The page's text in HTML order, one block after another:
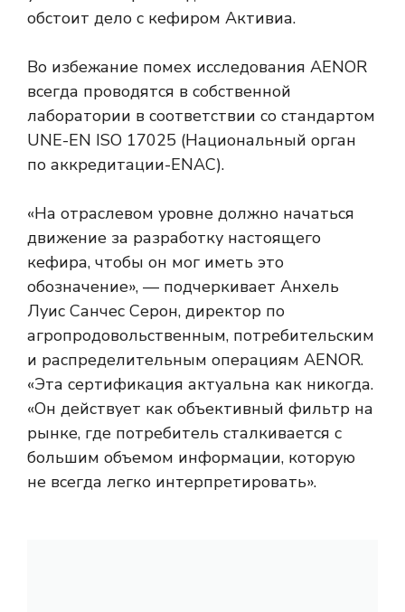
обстоит дело с кефиром Активиа.
Во избежание помех исследования AENOR
всегда проводятся в собственной
лаборатории в соответствии со стандартом
UNE-EN ISO 17025 (Национальный орган
по аккредитации-ENAC).
«На отраслевом уровне должно начаться
движение за разработку настоящего
кефира, чтобы он мог иметь это
обозначение», — подчеркивает Анхель
Луис Санчес Серон, директор по
агропродовольственным, потребительским
и распределительным операциям AENOR.
«Эта сертификация актуальна как никогда.
«Он действует как объективный фильтр на
рынке, где потребитель сталкивается с
большим объемом информации, которую
не всегда легко интерпретировать».